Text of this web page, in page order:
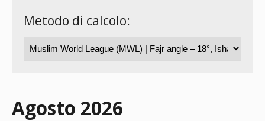
Metodo di calcolo:
Agosto 2026